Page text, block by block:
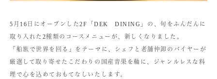
5月16日にオープンした2F「DEK DINING」の、旬をふんだんに
取り入れた2種類のコースメニューが、新しくなりました。
「船旅で世界を回る」をテーマに、シェフと老舗仲卸のバイヤーが
厳選して取り寄せたこだわりの国産青果を軸に、ジャンルレスな料
理で心を込めておもてなしいたします。